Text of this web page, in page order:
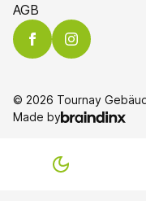
COLOR SWITCH
AGB
© 2026 Tournay
Made by